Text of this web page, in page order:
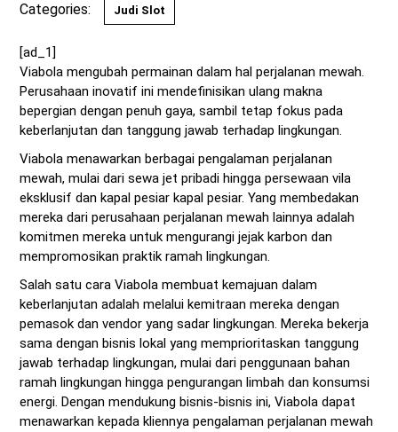
Categories: Judi Slot
[ad_1]
Viabola mengubah permainan dalam hal perjalanan mewah.
Perusahaan inovatif ini mendefinisikan ulang makna
bepergian dengan penuh gaya, sambil tetap fokus pada
keberlanjutan dan tanggung jawab terhadap lingkungan.
Viabola menawarkan berbagai pengalaman perjalanan
mewah, mulai dari sewa jet pribadi hingga persewaan vila
eksklusif dan kapal pesiar kapal pesiar. Yang membedakan
mereka dari perusahaan perjalanan mewah lainnya adalah
komitmen mereka untuk mengurangi jejak karbon dan
mempromosikan praktik ramah lingkungan.
Salah satu cara Viabola membuat kemajuan dalam
keberlanjutan adalah melalui kemitraan mereka dengan
pemasok dan vendor yang sadar lingkungan. Mereka bekerja
sama dengan bisnis lokal yang memprioritaskan tanggung
jawab terhadap lingkungan, mulai dari penggunaan bahan
ramah lingkungan hingga pengurangan limbah dan konsumsi
energi. Dengan mendukung bisnis-bisnis ini, Viabola dapat
menawarkan kepada kliennya pengalaman perjalanan mewah